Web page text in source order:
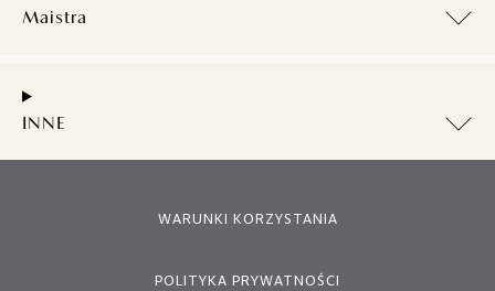
Maistra
INNE
WARUNKI KORZYSTANIA
POLITYKA PRYWATNOŚCI